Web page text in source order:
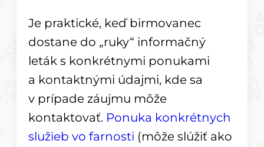
Je praktické, keď birmovanec
dostane do „ruky“ informačný
leták s konkrétnymi ponukami
a kontaktnými údajmi, kde sa
v prípade záujmu môže
kontaktovať. Ponuka konkrétnych
služieb vo farnosti (môže slúžiť ako